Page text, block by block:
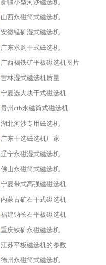
新疆小型河沙磁选机
山西永磁筒式磁选机
安徽锰矿湿式磁选机
广东求购干式磁选机
广西褐铁矿平板磁选机图片
吉林湿式磁选机质量
宁夏选大块干式磁选机
贵州ctb永磁筒式磁选机
湖北河沙专用磁选机
广东干选磁选机厂家
辽宁永磁湿式磁选机
佛山永磁筒式磁选机
宁夏带式高强磁磁选机
内蒙古矿石干式磁选机
福建钠长石平板磁选机
重庆铁矿永磁磁选机
江苏平板磁选机的参数
德州永磁筒式磁选机